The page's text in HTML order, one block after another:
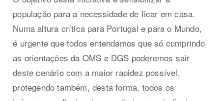
população para a necessidade de ficar em casa.
Numa altura crítica para Portugal e para o Mundo,
é urgente que todos entendamos que só cumprindo
as orientações da OMS e DGS poderemos sair
deste cenário com a maior rapidez possível,
protegendo também, desta forma, todos os